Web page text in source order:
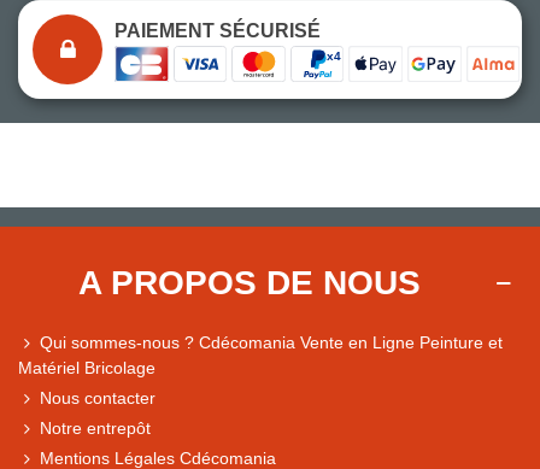
PAIEMENT SÉCURISÉ
A PROPOS DE NOUS
Qui sommes-nous ? Cdécomania Vente en Ligne Peinture et
Matériel Bricolage
Nous contacter
Notre entrepôt
Mentions Légales Cdécomania